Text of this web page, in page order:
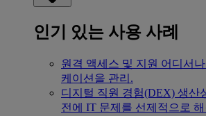
인기 있는 사용 사례
원격 액세스 및 지원 어디서
케이션을 관리.
디지털 직원 경험(DEX) 생산
전에 IT 문제를 선제적으로